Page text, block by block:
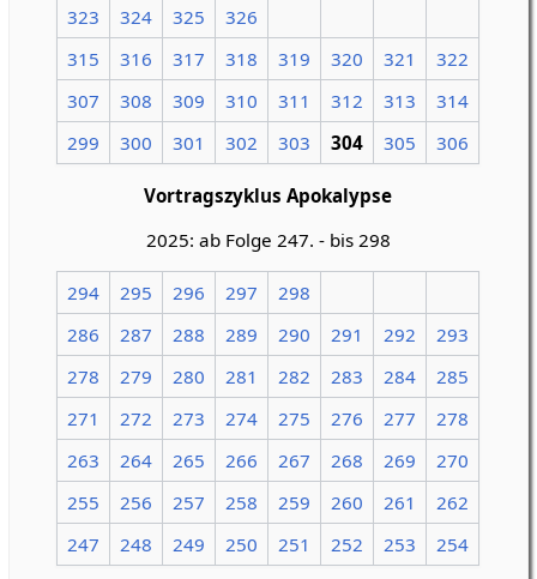
323 324 325
326
315
316 317 318 319 320 321
322
307
308 309 310 311 312 313
314
299
300 301 302 303 304 305 306
Vortragszyklus Apokalypse
2025: ab Folge 247. - bis 298
294 295 296 297
298
286
287 288 289 290 291 292
293
278
279 280 281 282 283 284
285
271
272 273 274 275 276 277
278
263
264 265 266 267 268 269
270
255
256 257 258 259 260 261
262
247
248 249 250 251 252 253 254